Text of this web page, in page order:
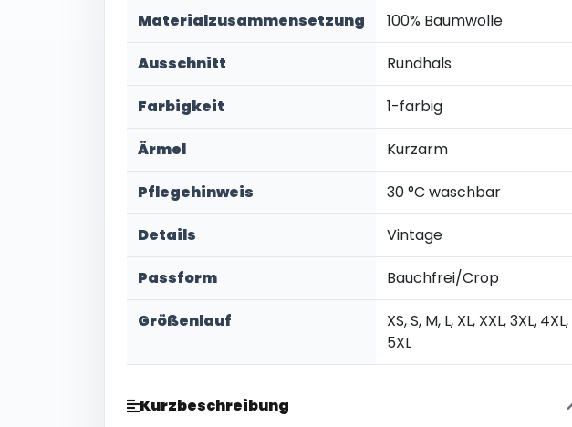
Materialzusammensetzung 100% Baumwolle
Ausschnitt Rundhals
Farbigkeit 1-farbig
Ärmel Kurzarm
Pflegehinweis 30 °C waschbar
Details Vintage
Passform Bauchfrei/Crop
Größenlauf
XS, S, M, L, XL, XXL, 3XL, 4XL,
5XL
Kurzbeschreibung